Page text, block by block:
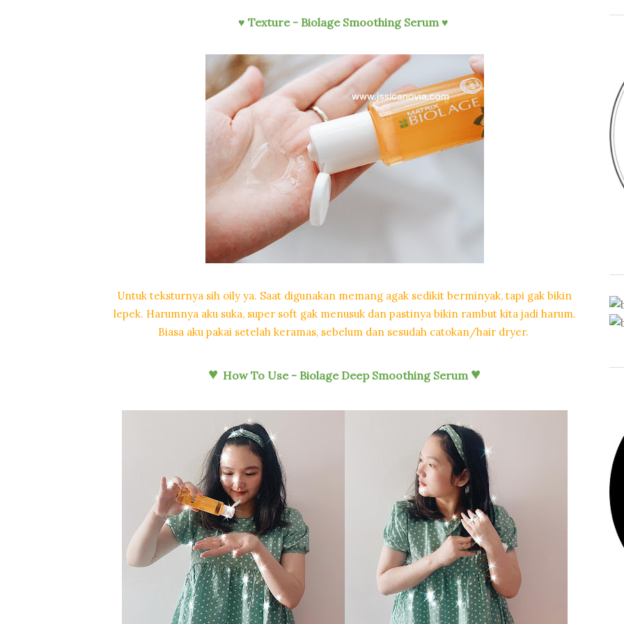
♥ Texture - Biolage Smoothing Serum ♥
Untuk teksturnya sih oily ya. Saat digunakan memang agak sedikit berminyak, tapi gak bikin
lepek. Harumnya aku suka, super soft gak menusuk dan pastinya bikin rambut kita jadi harum.
Biasa aku pakai setelah keramas, sebelum dan sesudah catokan/hair dryer.
♥ How To Use - Biolage Deep Smoothing Serum ♥